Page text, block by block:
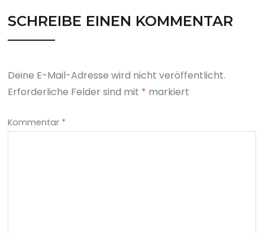
SCHREIBE EINEN KOMMENTAR
Deine E-Mail-Adresse wird nicht veröffentlicht.
Erforderliche Felder sind mit * markiert
Kommentar *